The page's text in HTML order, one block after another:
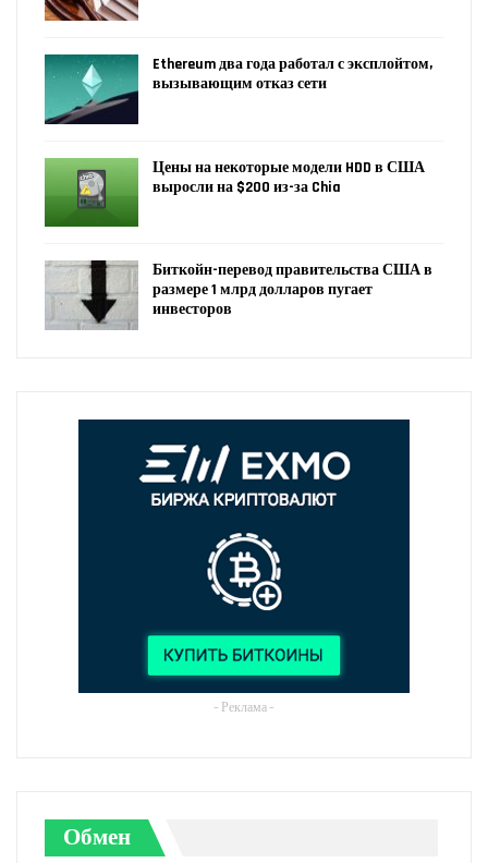
Ethereum два года работал с эксплойтом,
вызывающим отказ сети
Цены на некоторые модели HDD в США
выросли на $200 из-за Chia
Биткойн-перевод правительства США в
размере 1 млрд долларов пугает
инвесторов
- Реклама -
Обмен